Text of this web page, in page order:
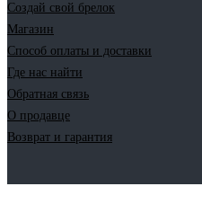
Создай свой брелок
Магазин
Способ оплаты и доставки
Где нас найти
Обратная связь
О продавце
Возврат и гарантия